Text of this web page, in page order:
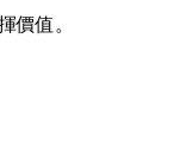
價值。